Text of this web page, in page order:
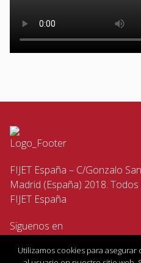
FIJET España – C/Gonzalo
Madrid (España) 2018.
FIJET España
Siguenos en
Utilizamos cookies para